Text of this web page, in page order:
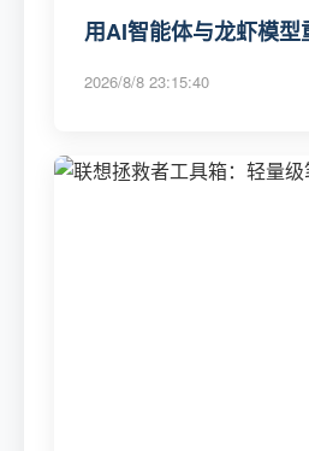
用AI智能体与龙虾模
2026/8/8 23:15:40